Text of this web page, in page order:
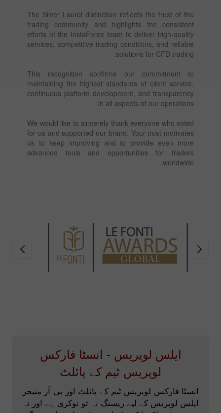
The Silver Laurel distinction reflects the trust of the
trading community and highlights the consistent
efforts of the InstaForex team to deliver high-quality
services, competitive trading conditions, and reliable
solutions for CFD trading.
This recognition confirms our commitment to
maintaining the highest standards of client service,
continuous platform development, and transparency
in all aspects of our operations.
We would like to sincerely thank everyone who voted
for us and supported our brand. Your trust motivates
us to keep improving and to provide even more
advanced tools and opportunities for traders
worldwide.
ایلس لوپریس - انسٹا فارکس
لوپریس ٹیم کے پائلٹ
انسٹا فارکس لوپریس ٹیم کے پائلٹ اور پی آر منیجر
ایلس لوپریس کے لیے ریسنگ نہ تو نوکری ہے اور نہ